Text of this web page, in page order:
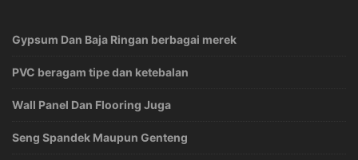
Gypsum Dan Baja Ringan berbagai merek
PVC beragam tipe dan ketebalan
Wall Panel Dan Flooring Juga
Seng Spandek Maupun Genteng